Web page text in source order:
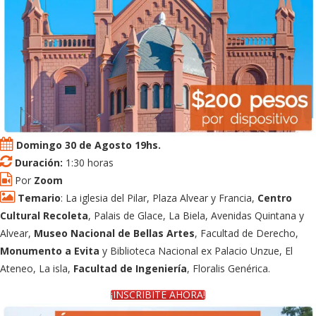
Domingo 30 de Agosto 19hs.
Duración: 1:30 horas
Por Zoom
Temario: La iglesia del Pilar, Plaza Alvear y Francia, Centro
Cultural Recoleta, Palais de Glace, La Biela, Avenidas Quintana y
Alvear, Museo Nacional de Bellas Artes, Facultad de Derecho,
Monumento a Evita y Biblioteca Nacional ex Palacio Unzue, El
Ateneo, La isla, Facultad de Ingeniería, Floralis Genérica.
¡INSCRIBITE AHORA!